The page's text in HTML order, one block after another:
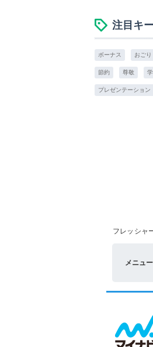
注目キ
ボーナス おごり
節約 尊敬
プレゼンテーション
フレッシャ
メニュー